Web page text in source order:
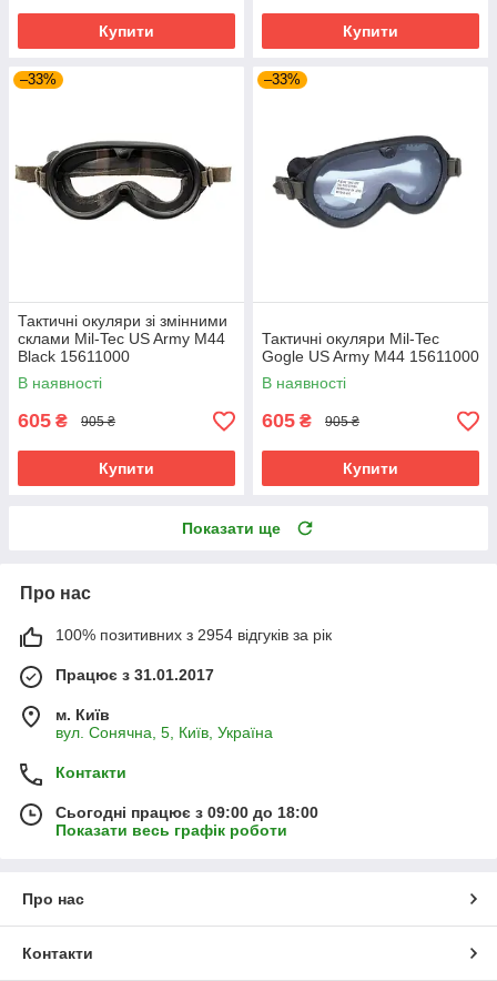
Купити Купити
–33%
Тактичні окуляри зі змінними
склами Mil-Tec US Army M44
Black 15611000
В наявності
605 ₴ 905 ₴
Купити
–33%
Тактичні окуляри Mil-Tec
Gogle US Army M44 15611000
В наявності
605 ₴ 905 ₴
Купити
Показати ще
Про нас
100% позитивних з 2954 відгуків за рік
Працює з 31.01.2017
м. Київ
вул. Сонячна, 5, Київ, Україна
Контакти
Сьогодні працює з 09:00 до 18:00
Показати весь графік роботи
Про нас
Контакти